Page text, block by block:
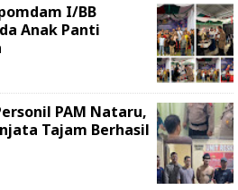
I/BB
Anak Panti
PAM Nataru,
Tajam Berhasil